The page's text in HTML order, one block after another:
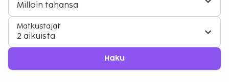
Milloin tahansa
Matkustajat
2 aikuista
Haku